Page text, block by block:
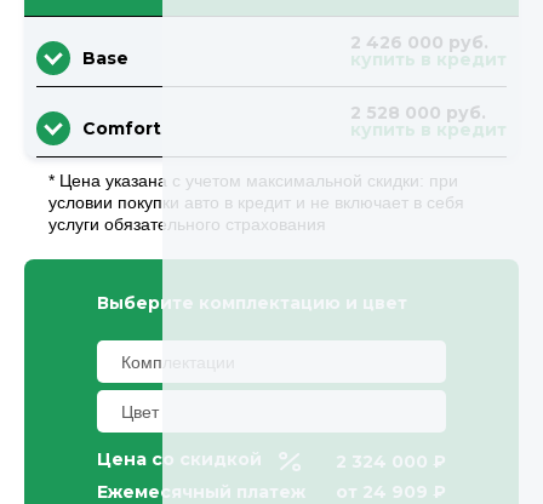
Base
2 426 000 руб.
купить в кредит
Comfort
2 528 000 руб.
купить в кредит
* Цена указана с учетом максимальной скидки: при
условии покупки авто в кредит и не включает в себя
услуги обязательного страхования
Выберите комплектацию и цвет
Цена со скидкой
2 324 000 ₽
Ежемесячный платеж
от 24 909 ₽